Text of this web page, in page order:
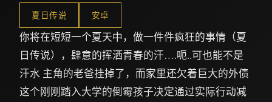
夏日传说 安卓
你将在短短一个夏天中，做一件件疯狂的事情（夏
日传说），肆意的挥洒青春的汗….呃..可也能不是
汗水 主角的老爸挂掉了，而家里还欠着巨大的外债
这个刚刚踏入大学的倒霉孩子决定通过实际行动减